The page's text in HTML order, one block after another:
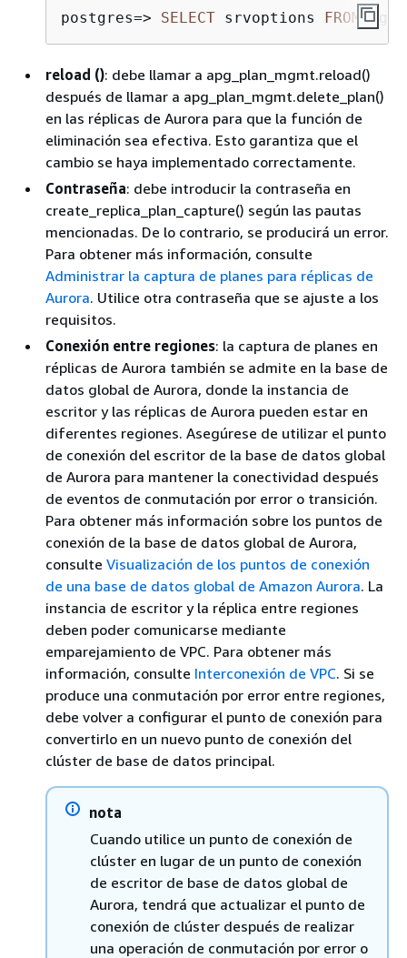
postgres=> SELECT srvoptions FROM
reload (): debe llamar a apg_plan_mgmt.reload()
después de llamar a apg_plan_mgmt.delete_plan()
en las réplicas de Aurora para que la función de
eliminación sea efectiva. Esto garantiza que el
cambio se haya implementado correctamente.
Contraseña: debe introducir la contraseña en
create_replica_plan_capture() según las pautas
mencionadas. De lo contrario, se producirá un error.
Para obtener más información, consulte
Administrar la captura de planes para réplicas de
Aurora. Utilice otra contraseña que se ajuste a los
requisitos.
Conexión entre regiones: la captura de planes en
réplicas de Aurora también se admite en la base de
datos global de Aurora, donde la instancia de
escritor y las réplicas de Aurora pueden estar en
diferentes regiones. Asegúrese de utilizar el punto
de conexión del escritor de la base de datos global
de Aurora para mantener la conectividad después
de eventos de conmutación por error o transición.
Para obtener más información sobre los puntos de
conexión de la base de datos global de Aurora,
consulte Visualización de los puntos de conexión
de una base de datos global de Amazon Aurora. La
instancia de escritor y la réplica entre regiones
deben poder comunicarse mediante
emparejamiento de VPC. Para obtener más
información, consulte Interconexión de VPC. Si se
produce una conmutación por error entre regiones,
debe volver a configurar el punto de conexión para
convertirlo en un nuevo punto de conexión del
clúster de base de datos principal.
nota
Cuando utilice un punto de conexión de
clúster en lugar de un punto de conexión
de escritor de base de datos global de
Aurora, tendrá que actualizar el punto de
conexión de clúster después de realizar
una operación de conmutación por error o